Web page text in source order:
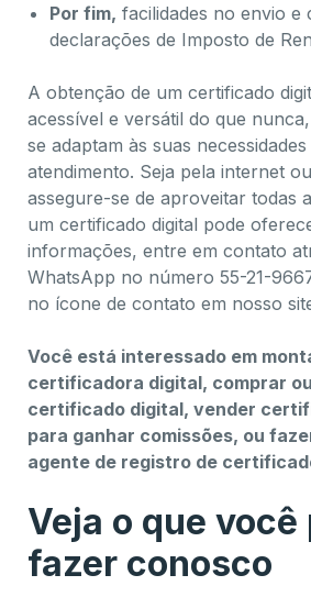
Por fim, facilidades no envio e
declarações de Imposto de
A obtenção de um certificado
acessível e versátil do que
se adaptam às suas
atendimento. Seja pela internet
assegure-se de aproveitar todas
um certificado digital pode
informações, entre em contato
WhatsApp no número 55-21-
no ícone de contato em nosso
Você está interessado em
certificadora digital, comprar
certificado digital, vender
para ganhar comissões, ou
agente de registro de
Veja o que você
fazer conosco